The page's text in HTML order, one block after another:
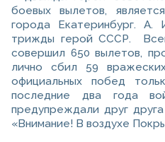
боевых вылетов,
города Екатеринбург.
А.
трижды герой СССР.
совершил 650 вылетов,
лично сбил 59
официальных побед
последние два года
предупреждали друг
«Внимание! В воздухе